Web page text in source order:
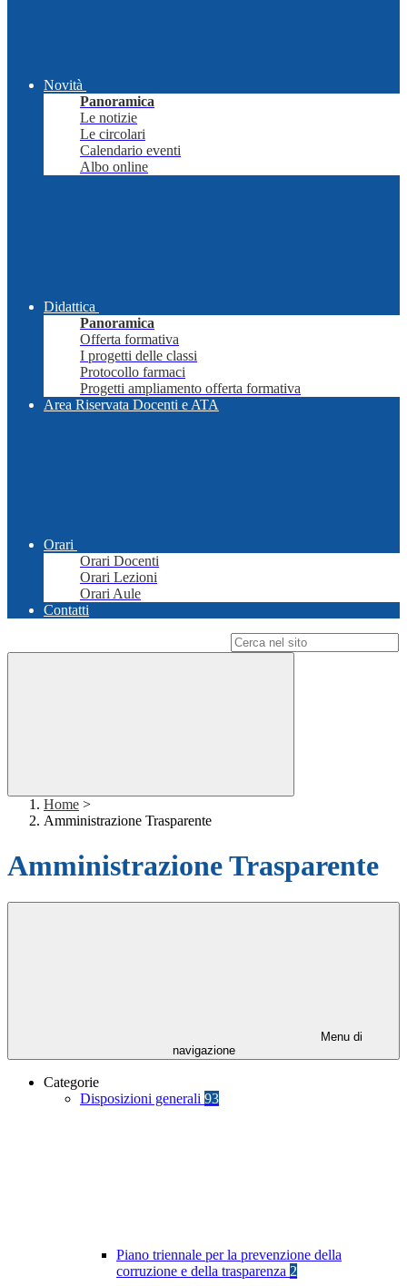
Novità
Panoramica
Le notizie
Le circolari
Calendario eventi
Albo online
Didattica
Panoramica
Offerta formativa
I progetti delle classi
Protocollo farmaci
Progetti ampliamento offerta formativa
Area Riservata Docenti e ATA
Orari
Orari Docenti
Orari Lezioni
Orari Aule
Contatti
Home >
Amministrazione Trasparente
Amministrazione Trasparente
Menu di
navigazione
Categorie
Disposizioni generali 93
Piano triennale per la prevenzione della
corruzione e della trasparenza 2